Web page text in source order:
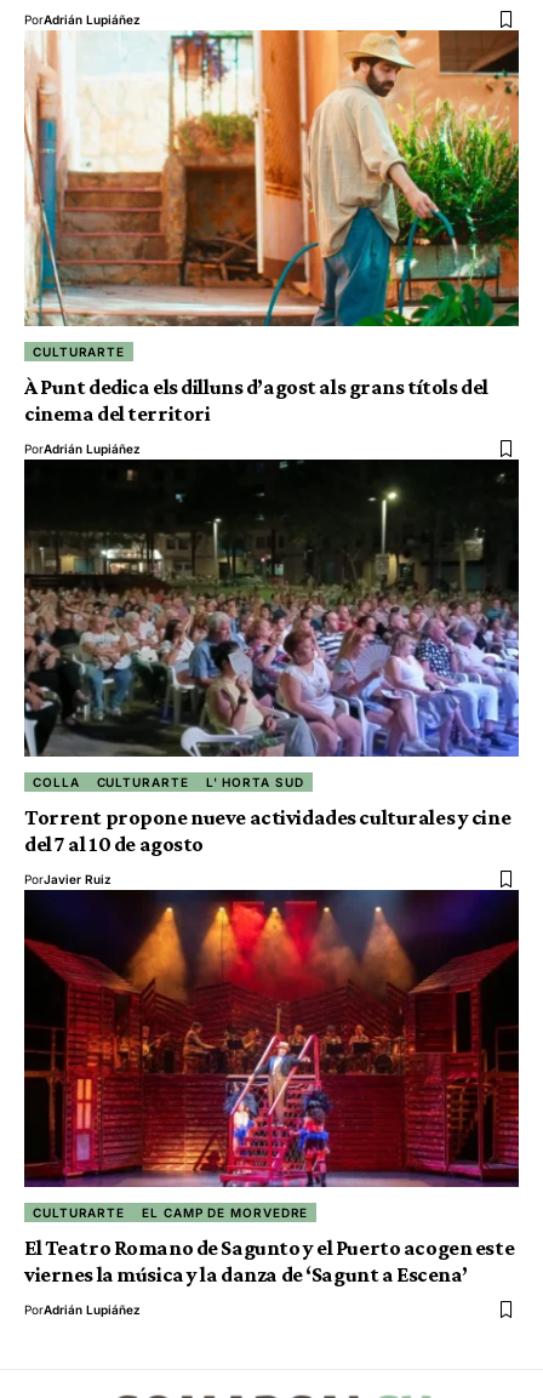
PorAdrián Lupiáñez
CULTURARTE
À Punt dedica els dilluns d’agost als grans títols del
cinema del territori
PorAdrián Lupiáñez
COLLA CULTURARTE L' HORTA SUD
Torrent propone nueve actividades culturales y cine
del 7 al 10 de agosto
PorJavier Ruiz
CULTURARTE EL CAMP DE MORVEDRE
El Teatro Romano de Sagunto y el Puerto acogen este
viernes la música y la danza de ‘Sagunt a Escena’
PorAdrián Lupiáñez